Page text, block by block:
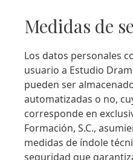
Medidas de
Los datos personales
usuario a Estudio
pueden ser
automatizadas o no,
corresponde en
Formación, S.C.,
medidas de índole
seguridad que